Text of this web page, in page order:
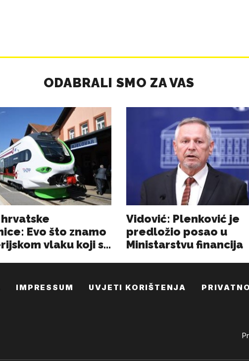
IMPRESSUM UVJETI KORIŠTENJA